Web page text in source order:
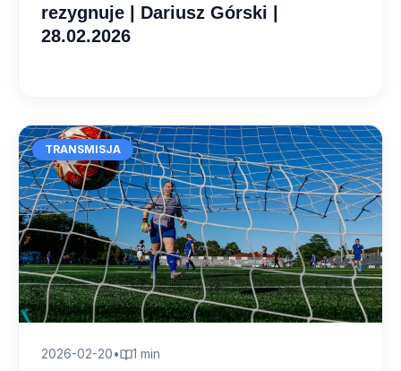
rezygnuje | Dariusz Górski |
28.02.2026
TRANSMISJA
2026-02-20• 1 min